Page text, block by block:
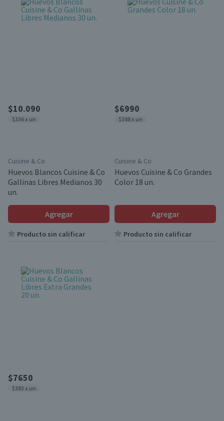
$10.090
$336 x un
Cuisine & Co
Huevos Blancos Cuisine & Co
Gallinas Libres Medianos 30
un.
Agregar
Producto sin calificar
$6990
$388 x un
Cuisine & Co
Huevos Cuisine & Co Grandes
Color 18 un.
Agregar
Producto sin calificar
$7650
$383 x un